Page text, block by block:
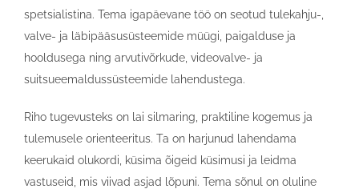
spetsialistina. Tema igapäevane töö on seotud tulekahju-,
valve- ja läbipääsusüsteemide müügi, paigalduse ja
hooldusega ning arvutivõrkude, videovalve- ja
suitsueemaldussüsteemide lahendustega.
Riho tugevusteks on lai silmaring, praktiline kogemus ja
tulemusele orienteeritus. Ta on harjunud lahendama
keerukaid olukordi, küsima õigeid küsimusi ja leidma
vastuseid, mis viivad asjad lõpuni. Tema sõnul on oluline